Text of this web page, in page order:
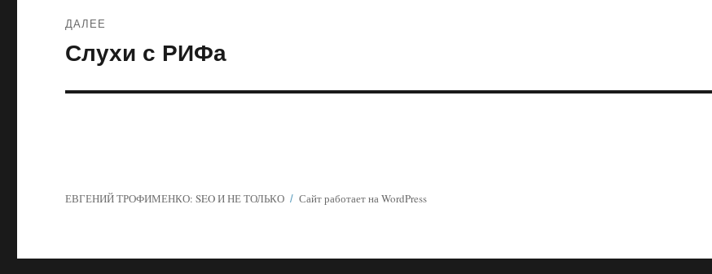
ДАЛЕЕ
Следующая
запись:
Слухи с РИФа
ЕВГЕНИЙ ТРОФИМЕНКО: SEO И НЕ ТОЛЬКО Сайт работает на WordPress